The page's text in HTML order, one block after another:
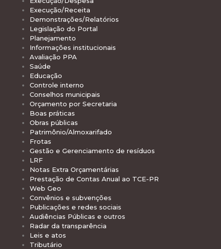
Execução/Receita
Demonstrações/Relatórios
Legislação do Portal
Planejamento
Informações institucionais
Avaliação PPA
Saúde
Educação
Controle interno
Conselhos municipais
Orçamento por Secretaria
Boas práticas
Obras públicas
Patrimônio/Almoxarifado
Frotas
Gestão e Gerenciamento de resíduos
LRF
Notas Extra Orçamentárias
Prestação de Contas Anual ao TCE-PR
Web Geo
Convênios e subvenções
Publicações e redes sociais
Audiências Públicas e outros
Radar da transparência
Leis e atos
Tributário